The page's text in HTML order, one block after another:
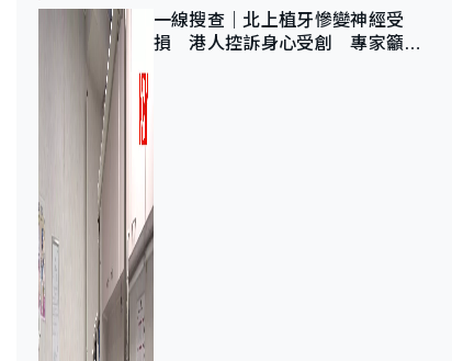
一線搜查｜北上植牙慘變神經受
損 港人控訴身心受創 專家籲理